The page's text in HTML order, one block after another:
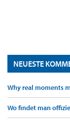
NEUESTE
Why real moments
Wo findet man